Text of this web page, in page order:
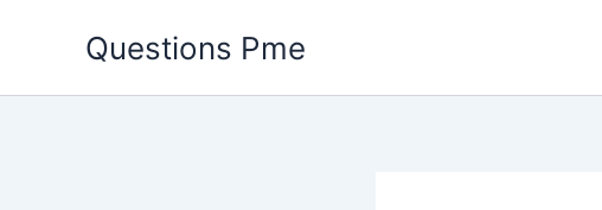
Questions Pme